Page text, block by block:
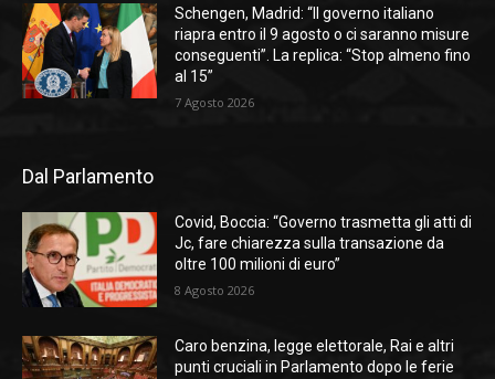
Schengen, Madrid: “Il governo italiano
riapra entro il 9 agosto o ci saranno misure
conseguenti”. La replica: “Stop almeno fino
al 15”
7 Agosto 2026
Dal Parlamento
Covid, Boccia: “Governo trasmetta gli atti di
Jc, fare chiarezza sulla transazione da
oltre 100 milioni di euro”
8 Agosto 2026
Caro benzina, legge elettorale, Rai e altri
punti cruciali in Parlamento dopo le ferie